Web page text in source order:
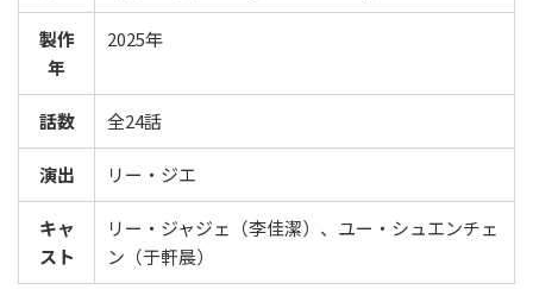
製作
年
2025年
話数 全24話
演出 リー・ジエ
キャ
スト
リー・ジャジェ（李佳潔）、ユー・シュエンチェ
ン（于軒晨）